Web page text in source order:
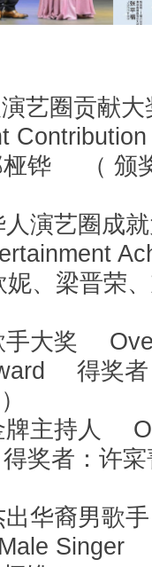
艺圈贡献
桠铧 （ 颁
演艺圈成
、梁晋荣
大奖
得奖
持人
奖者：许
裔男歌
Singer